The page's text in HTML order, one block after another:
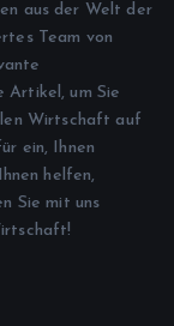
aus der Welt der
Team von
Artikel, um Sie
Wirtschaft auf
ein, Ihnen
helfen,
Sie mit uns